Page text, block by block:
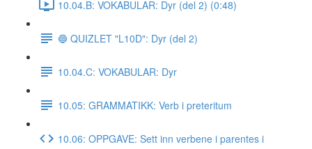
10.04.B: VOKABULAR: Dyr (del 2) (0:48)
🔵 QUIZLET "L10D": Dyr (del 2)
10.04.C: VOKABULAR: Dyr
10.05: GRAMMATIKK: Verb i preteritum
10.06: OPPGAVE: Sett inn verbene i parentes i